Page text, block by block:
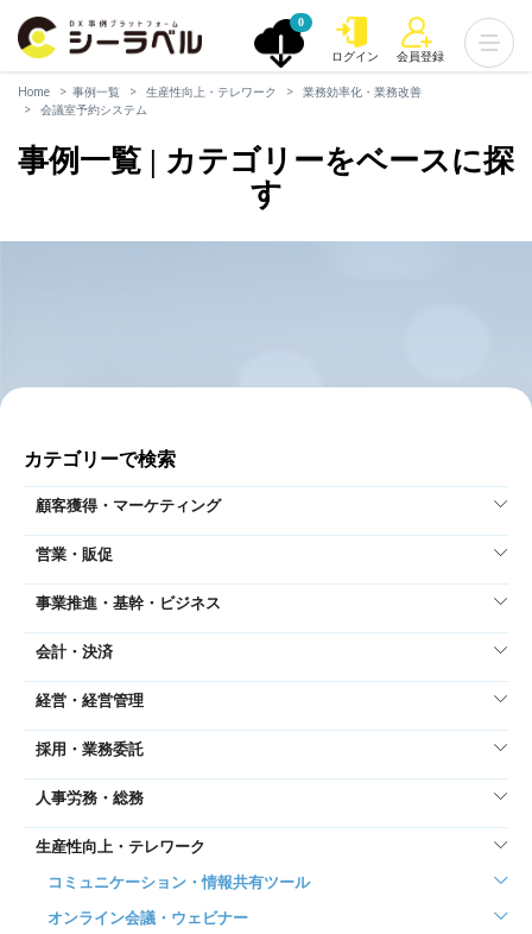
0
ログイン 会員登録
Home 事例一覧 生産性向上・テレワーク
業務効率化・業務改善
会議室予約システム
事例一覧 | カテゴリーをベースに探
す
カテゴリーで検索
顧客獲得・マーケティング
営業・販促
事業推進・基幹・ビジネス
会計・決済
経営・経営管理
採用・業務委託
人事労務・総務
生産性向上・テレワーク
コミュニケーション・情報共有ツール
オンライン会議・ウェビナー